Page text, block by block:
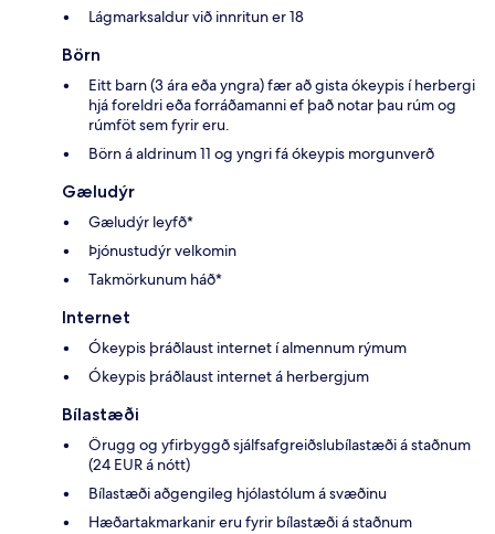
Lágmarksaldur við innritun er 18
Börn
Eitt barn (3 ára eða yngra) fær að gista ókeypis í herbergi
hjá foreldri eða forráðamanni ef það notar þau rúm og
rúmföt sem fyrir eru.
Börn á aldrinum 11 og yngri fá ókeypis morgunverð
Gæludýr
Gæludýr leyfð*
Þjónustudýr velkomin
Takmörkunum háð*
Internet
Ókeypis þráðlaust internet í almennum rýmum
Ókeypis þráðlaust internet á herbergjum
Bílastæði
Örugg og yfirbyggð sjálfsafgreiðslubílastæði á staðnum
(24 EUR á nótt)
Bílastæði aðgengileg hjólastólum á svæðinu
Hæðartakmarkanir eru fyrir bílastæði á staðnum